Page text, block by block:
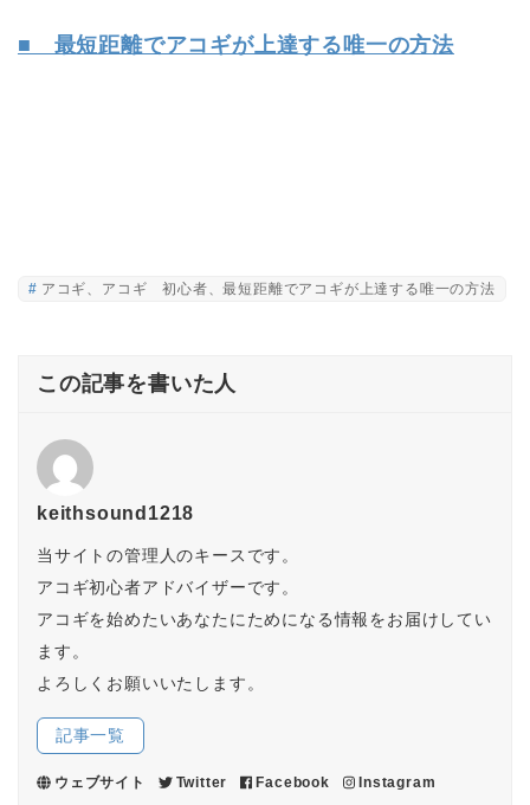
■ 最短距離でアコギが上達する唯一の方法
アコギ、アコギ 初心者、最短距離でアコギが上達する唯一の方法
この記事を書いた人
keithsound1218
当サイトの管理人のキースです。
アコギ初心者アドバイザーです。
アコギを始めたいあなたにためになる情報をお届けしてい
ます。
よろしくお願いいたします。
記事一覧
ウェブサイト Twitter Facebook Instagram